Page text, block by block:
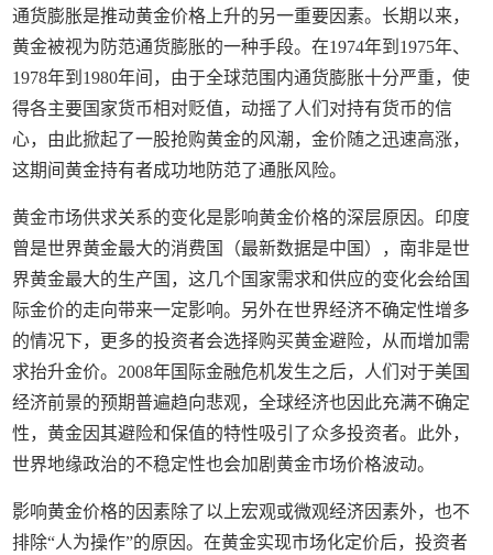
通货膨胀是推动黄金价格上升的另一重要因素。长期以来，
黄金被视为防范通货膨胀的一种手段。在1974年到1975年、
1978年到1980年间，由于全球范围内通货膨胀十分严重，使
得各主要国家货币相对贬值，动摇了人们对持有货币的信
心，由此掀起了一股抢购黄金的风潮，金价随之迅速高涨，
这期间黄金持有者成功地防范了通胀风险。
黄金市场供求关系的变化是影响黄金价格的深层原因。印度
曾是世界黄金最大的消费国（最新数据是中国），南非是世
界黄金最大的生产国，这几个国家需求和供应的变化会给国
际金价的走向带来一定影响。另外在世界经济不确定性增多
的情况下，更多的投资者会选择购买黄金避险，从而增加需
求抬升金价。2008年国际金融危机发生之后，人们对于美国
经济前景的预期普遍趋向悲观，全球经济也因此充满不确定
性，黄金因其避险和保值的特性吸引了众多投资者。此外，
世界地缘政治的不稳定性也会加剧黄金市场价格波动。
影响黄金价格的因素除了以上宏观或微观经济因素外，也不
排除“人为操作”的原因。在黄金实现市场化定价后，投资者